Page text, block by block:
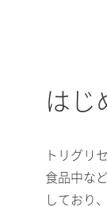
はじ
トリグリ
食品中な
しており